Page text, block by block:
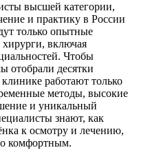
высшей категории,
и практику в России
только опытные
включая
Чтобы
отобрали десятки
работают только
методы, высокие
и уникальный
знают, как
к осмотру и лечению,
комфортным.